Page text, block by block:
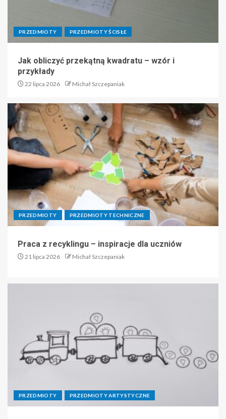
PRZEDMIOTY PRZEDMIOTY ŚCISŁE
Jak obliczyć przekątną kwadratu – wzór i
przykłady
22 lipca 2026 Michał Szczepaniak
PRZEDMIOTY PRZEDMIOTY TECHNICZNE
Praca z recyklingu – inspiracje dla uczniów
21 lipca 2026 Michał Szczepaniak
PRZEDMIOTY PRZEDMIOTY ARTYSTYCZNE